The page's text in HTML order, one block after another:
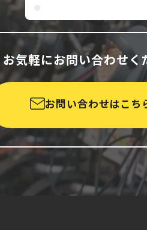
お気軽にお問い合わせく
お問い合わせはこち